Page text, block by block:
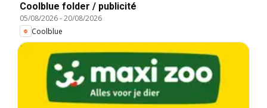
Coolblue folder / publicité
05/08/2026-20/08/2026
Coolblue